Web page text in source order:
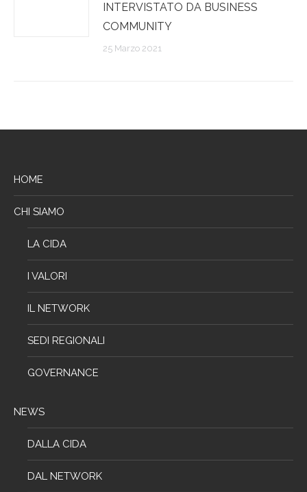
INTERVISTATO DA BUSINESS
COMMUNITY
25 Marzo 2021
HOME
CHI SIAMO
LA CIDA
I VALORI
IL NETWORK
SEDI REGIONALI
GOVERNANCE
NEWS
DALLA CIDA
DAL NETWORK